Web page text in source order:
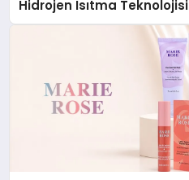
Hidrojen Isıtma
Düzenleyici Onaylarını Aldı